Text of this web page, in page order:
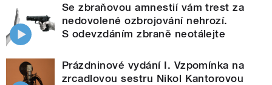
Se zbraňovou amnestií vám trest za
nedovolené ozbrojování nehrozí.
S odevzdáním zbraně neotálejte
Prázdninové vydání I. Vzpomínka na
zrcadlovou sestru Nikol Kantorovou